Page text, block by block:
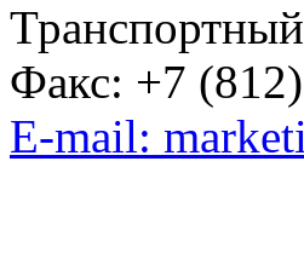
Факс: +7
E-mail: